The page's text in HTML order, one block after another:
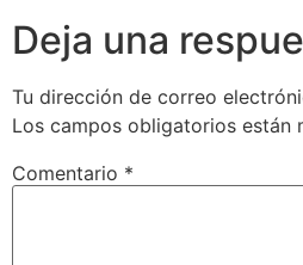
Deja una
Tu dirección de correo
Los campos obligatorios están
Comentario *